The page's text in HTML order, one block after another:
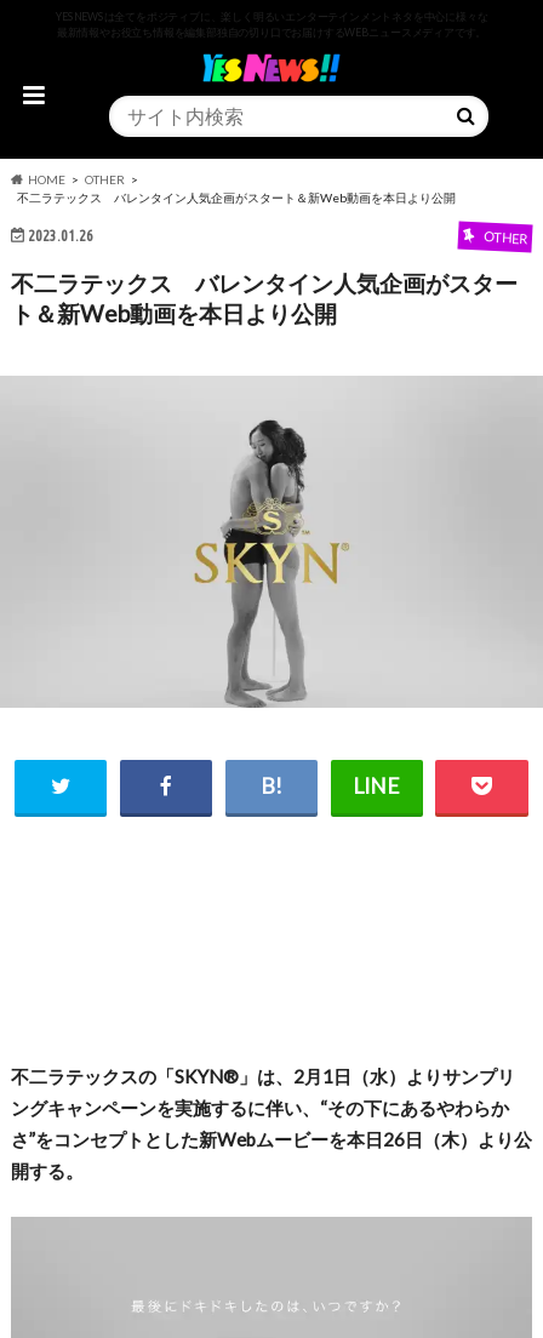
YESNEWSは全てをポジティブに、楽しく明るいエンターテインメントネタを中心に様々な
最新情報やお役立ち情報を編集部独自の切り口でお届けするWEBニュースメディアです。
HOME
OTHER
不二ラテックス バレンタイン人気企画がスタート＆新Web動画を本日より公開
2023.01.26 OTHER
不二ラテックス バレンタイン人気企画がスター
ト＆新Web動画を本日より公開
不二ラテックスの「SKYN®」は、2月1日（水）よりサンプリ
ングキャンペーンを実施するに伴い、“その下にあるやわらか
さ”をコンセプトとした新Webムービーを本日26日（木）より公
開する。